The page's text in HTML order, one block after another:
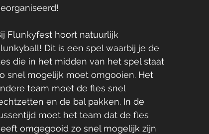
Flunkyfest hoort natuurlijk
Dit is een spel waarbij je de
die in het midden van het spel staat
snel mogelijk moet omgooien. Het
team moet de fles snel
en de bal pakken. In de
moet het team dat de fles
omgegooid zo snel mogelijk zijn